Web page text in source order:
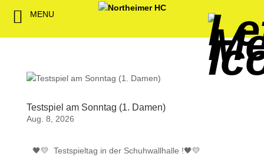
Testspiel am Sonntag (1. Damen)
Aug. 8, 2026
🖤💛 Testspieltag in der Schuhwallhalle !🖤💛
MENU
Back Back
1. Herren
2. Herren
Jugend
Back
Weibliche
Spielbetrieb
Back
NHC
Back
Sponsor werden
Spieltagssponsoren
sich vor
Back
Fan-Artikel
Back
Organisatorisches
Back
Vorstand
Satzung
FWD
Back
Back
Download
Back